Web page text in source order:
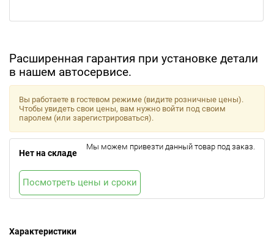
Расширенная гарантия при установке детали
в нашем автосервисе.
Характеристики
Вы работаете в гостевом режиме (видите розничные цены).
Чтобы увидеть свои цены, вам нужно войти под своим
паролем (или зарегистрироваться).
Нет на складе
Мы можем привезти данный товар под заказ.
Посмотреть цены и сроки